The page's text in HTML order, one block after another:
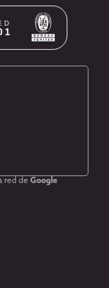
red de Google